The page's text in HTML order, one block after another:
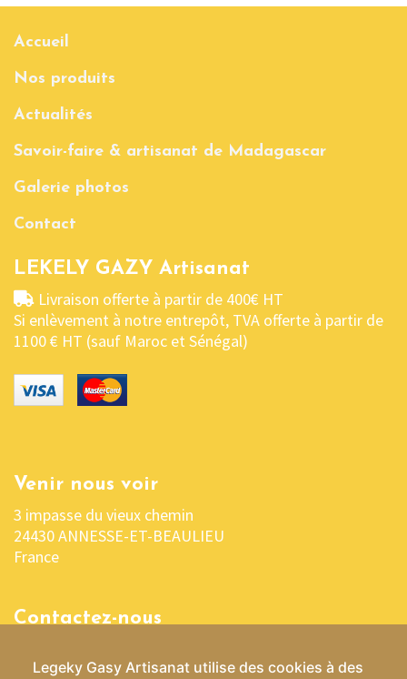
Accueil
Nos produits
Actualités
Savoir-faire & artisanat de Madagascar
Galerie photos
Contact
LEKELY GAZY Artisanat
Livraison offerte à partir de 400€ HT
Si enlèvement à notre entrepôt, TVA offerte à partir de
1100 € HT (sauf Maroc et Sénégal)
Venir nous voir
3 impasse du vieux chemin
24430 ANNESSE-ET-BEAULIEU
France
Contactez-nous
contact@lekelygasy-artisanat.fr
Legeky Gasy Artisanat utilise des cookies à des